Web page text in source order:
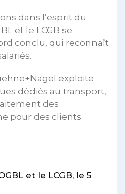
dans l’esprit du
et le LCGB se
conclu, qui reconnaît
exploite
dédiés au transport,
des
pour des clients
et le LCGB, le 5